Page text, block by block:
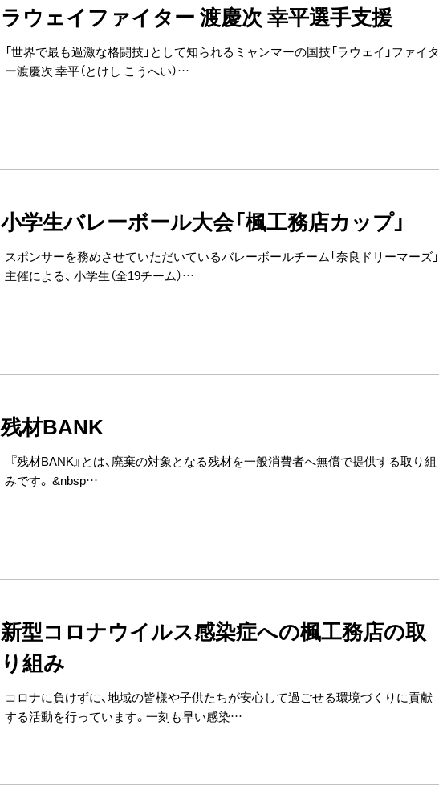
ラウェイファイター 渡慶次 幸平選手支援
「世界で最も過激な格闘技」として知られるミャンマーの国技「ラウェイ」ファイタ
ー渡慶次 幸平（とけし こうへい）…
小学生バレーボール大会「楓工務店カップ」
スポンサーを務めさせていただいているバレーボールチーム「奈良ドリーマーズ」
主催による、 小学生（全19チーム）…
残材BANK
『残材BANK』とは、廃棄の対象となる残材を一般消費者へ無償で提供する取り組
みです。 &nbsp…
新型コロナウイルス感染症への楓工務店の取
り組み
コロナに負けずに、地域の皆様や子供たちが安心して過ごせる環境づくりに貢献
する活動を行っています。一刻も早い感染…